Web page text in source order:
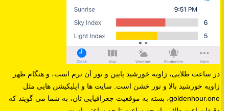
در ساعت طلایی، زاویه خورشید پایین و نور آن نرم است، و هنگام ظهر
زاویه خورشید بالا و نور خشن است. سایت ها و اپلیکیشن هایی مثل
goldenhour.one، بسته به موقعیت جغرافیایی تان، به شما می گویند که